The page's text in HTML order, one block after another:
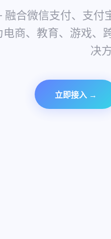
200+
支付通道
商户信赖
合微信支付、支付
商、教育、游戏、
决
立即接入 →